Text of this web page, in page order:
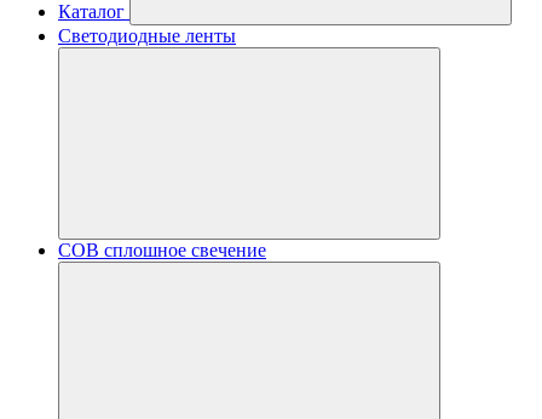
Каталог
Светодиодные ленты
COB сплошное свечение